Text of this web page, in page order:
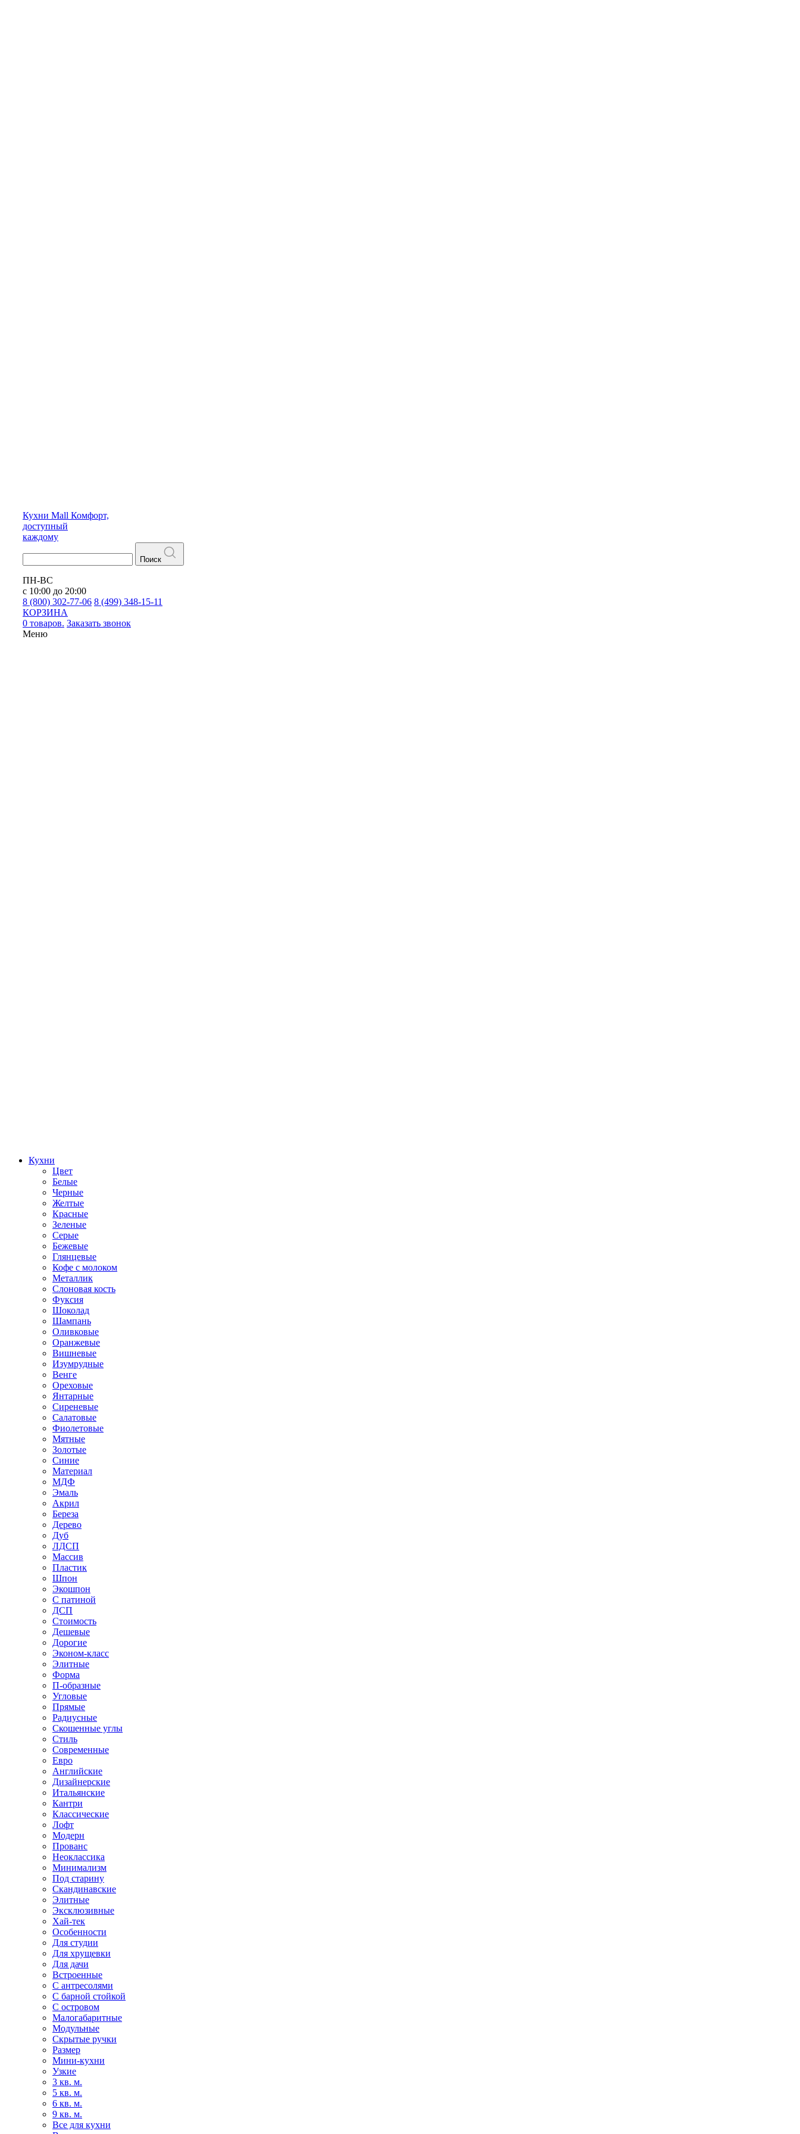
Кухни Mall Комфорт,
доступный
каждому
Поиск
ПН-ВС
с 10:00 до 20:00
8 (800) 302-77-06 8 (499) 348-15-11
КОРЗИНА
0 товаров. Заказать звонок
Меню
Кухни
Цвет
Белые
Черные
Желтые
Красные
Зеленые
Серые
Бежевые
Глянцевые
Кофе с молоком
Металлик
Слоновая кость
Фуксия
Шоколад
Шампань
Оливковые
Оранжевые
Вишневые
Изумрудные
Венге
Ореховые
Янтарные
Сиреневые
Салатовые
Фиолетовые
Мятные
Золотые
Синие
Материал
МДФ
Эмаль
Акрил
Береза
Дерево
Дуб
ЛДСП
Массив
Пластик
Шпон
Экошпон
С патиной
ДСП
Стоимость
Дешевые
Дорогие
Эконом-класс
Элитные
Форма
П-образные
Угловые
Прямые
Радиусные
Скошенные углы
Стиль
Современные
Евро
Английские
Дизайнерские
Итальянские
Кантри
Классические
Лофт
Модерн
Прованс
Неоклассика
Минимализм
Под старину
Скандинавские
Элитные
Эксклюзивные
Хай-тек
Особенности
Для студии
Для хрущевки
Для дачи
Встроенные
С антресолями
С барной стойкой
С островом
Малогабаритные
Модульные
Скрытые ручки
Размер
Мини-кухни
Узкие
3 кв. м.
5 кв. м.
6 кв. м.
9 кв. м.
Все для кухни